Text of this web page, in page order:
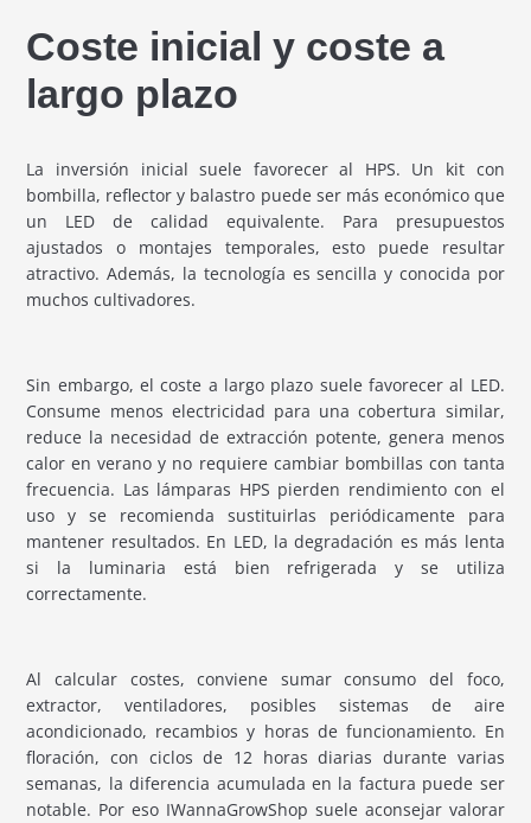
Coste inicial y coste a
largo plazo
La inversión inicial suele favorecer al HPS. Un kit con
bombilla, reflector y balastro puede ser más económico que
un LED de calidad equivalente. Para presupuestos
ajustados o montajes temporales, esto puede resultar
atractivo. Además, la tecnología es sencilla y conocida por
muchos cultivadores.
Sin embargo, el coste a largo plazo suele favorecer al LED.
Consume menos electricidad para una cobertura similar,
reduce la necesidad de extracción potente, genera menos
calor en verano y no requiere cambiar bombillas con tanta
frecuencia. Las lámparas HPS pierden rendimiento con el
uso y se recomienda sustituirlas periódicamente para
mantener resultados. En LED, la degradación es más lenta
si la luminaria está bien refrigerada y se utiliza
correctamente.
Al calcular costes, conviene sumar consumo del foco,
extractor, ventiladores, posibles sistemas de aire
acondicionado, recambios y horas de funcionamiento. En
floración, con ciclos de 12 horas diarias durante varias
semanas, la diferencia acumulada en la factura puede ser
notable. Por eso IWannaGrowShop suele aconsejar valorar